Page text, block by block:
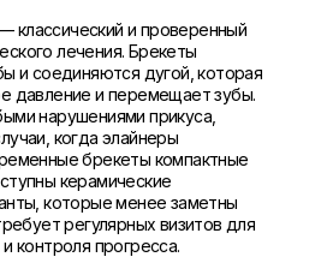
классический и проверенный
лечения. Брекеты
и соединяются дугой, которая
давление и перемещает зубы.
нарушениями прикуса,
когда элайнеры
брекеты компактные
керамические
которые менее заметны
регулярных визитов для
контроля прогресса.